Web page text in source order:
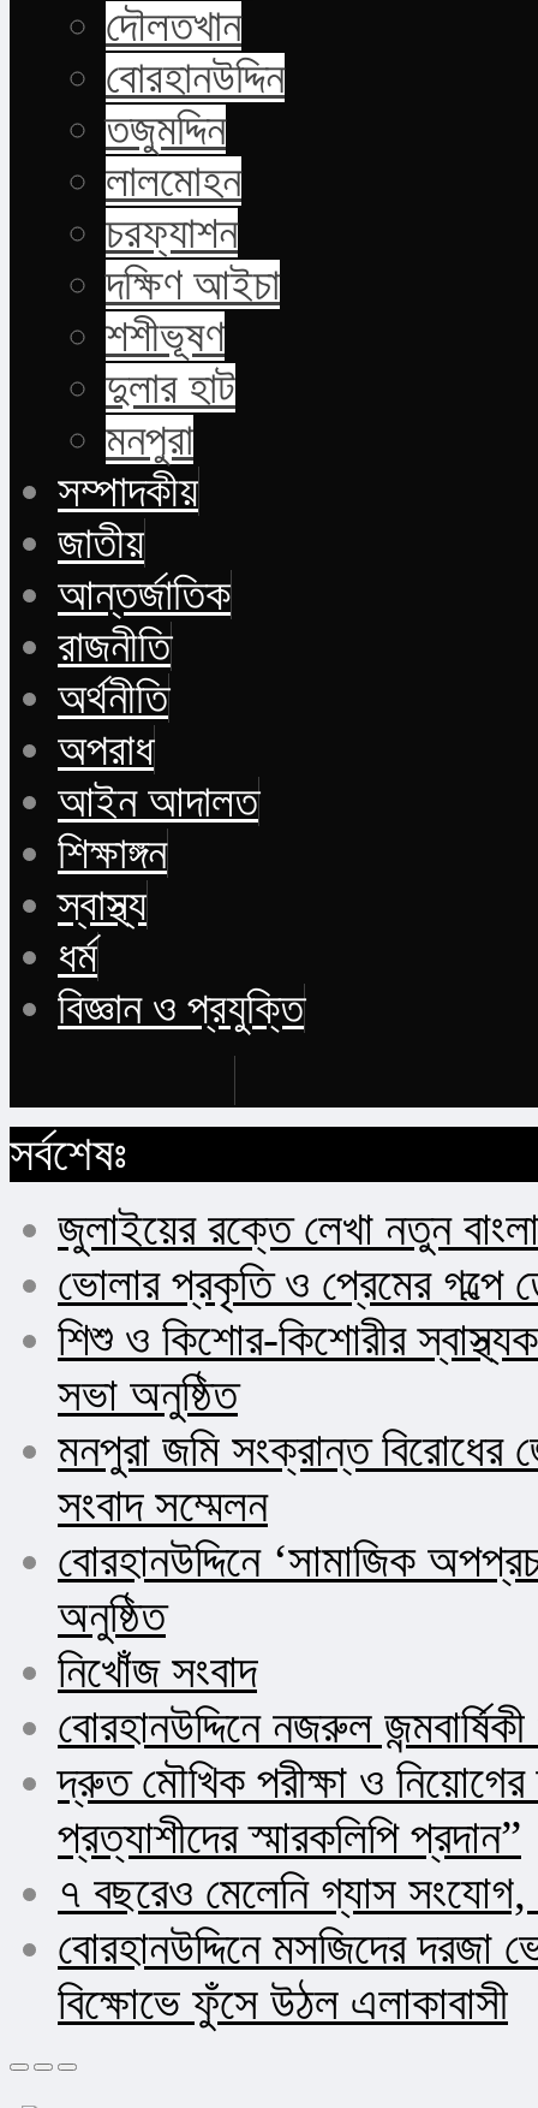
দৌলতখান
বোরহানউদ্দিন
তজুমদ্দিন
লালমোহন
চরফ্যাশন
দক্ষিণ আইচা
শশীভূষণ
দুলার হাট
মনপুরা
সম্পাদকীয়
জাতীয়
আন্তর্জাতিক
রাজনীতি
অর্থনীতি
অপরাধ
আইন আদালত
শিক্ষাঙ্গন
স্বাস্থ্য
ধর্ম
বিজ্ঞান ও প্রযুক্তি
সর্বশেষঃ
জুলাইয়ের রক্তে লেখা নতুন
ভোলার প্রকৃতি ও প্রেমের গল্পে
শিশু ও কিশোর-কিশোরীর
সভা অনুষ্ঠিত
মনপুরা জমি সংক্রান্ত বিরোধের
সংবাদ সম্মেলন
বোরহানউদ্দিনে ‘সামাজিক
অনুষ্ঠিত
নিখোঁজ সংবাদ
বোরহানউদ্দিনে নজরুল
দ্রুত মৌখিক পরীক্ষা ও
প্রত্যাশীদের স্মারকলিপি প্রদান”
৭ বছরেও মেলেনি গ্যাস
বোরহানউদ্দিনে মসজিদের দরজা
বিক্ষোভে ফুঁসে উঠল এলাকাবাসী